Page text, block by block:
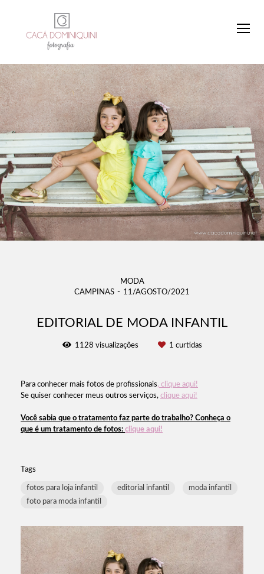
MODA
CAMPINAS
11/AGOSTO/2021
EDITORIAL DE MODA INFANTIL
1128 visualizações 1 curtidas
Para conhecer mais fotos de profissionais, clique aqui!
Se quiser conhecer meus outros serviços, clique aqui!
Você sabia que o tratamento faz parte do trabalho? Conheça o
que é um tratamento de fotos: clique aqui!
Tags
fotos para loja infantil editorial infantil
moda infantil
foto para moda infantil